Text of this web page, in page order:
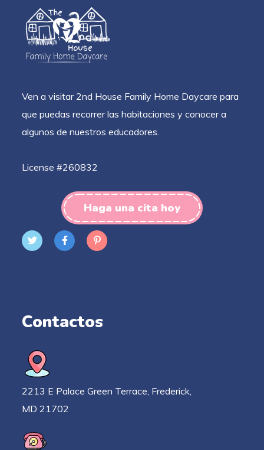
Ven a visitar 2nd House Family Home Daycare para
que puedas recorrer las habitaciones y conocer a
algunos de nuestros educadores.
License #260832
Haga una cita hoy
Contactos
2213 E Palace Green Terrace, Frederick,
MD 21702